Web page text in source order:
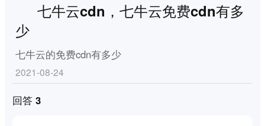
七牛云cdn，七牛云免费cdn有多
少
七牛云的免费cdn有多少
2021-08-24
回答 3